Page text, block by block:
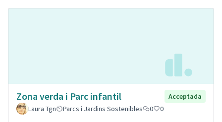
Zona verda i Parc infantil
Acceptada
Laura Tgn
Parcs i Jardins Sostenibles 0 0